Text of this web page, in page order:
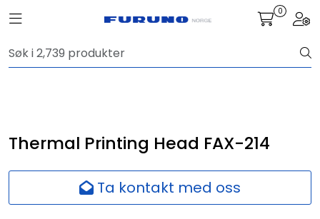
Toggle navigation 0
Thermal Printing Head FAX-214
Ta kontakt med oss
Navigasjon
Fiskeleting
Survey